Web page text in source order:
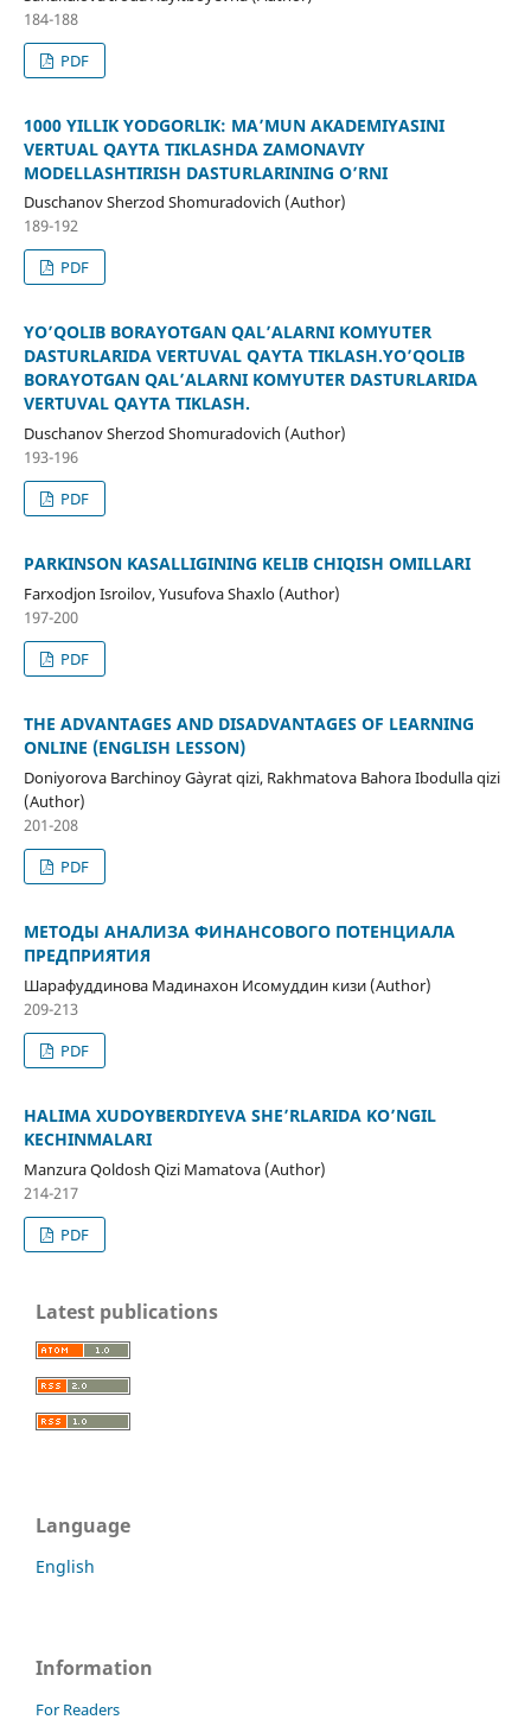
184-188
PDF
1000 YILLIK YODGORLIK: MA’MUN AKADEMIYASINI
VERTUAL QAYTA TIKLASHDA ZAMONAVIY
MODELLASHTIRISH DASTURLARINING O’RNI
Duschanov Sherzod Shomuradovich (Author)
189-192
PDF
YO’QOLIB BORAYOTGAN QAL’ALARNI KOMYUTER
DASTURLARIDA VERTUVAL QAYTA TIKLASH.YO’QOLIB
BORAYOTGAN QAL’ALARNI KOMYUTER DASTURLARIDA
VERTUVAL QAYTA TIKLASH.
Duschanov Sherzod Shomuradovich (Author)
193-196
PDF
PARKINSON KASALLIGINING KELIB CHIQISH OMILLARI
Farxodjon Isroilov, Yusufova Shaxlo (Author)
197-200
PDF
THE ADVANTAGES AND DISADVANTAGES OF LEARNING
ONLINE (ENGLISH LESSON)
Doniyorova Barchinoy G`ayrat qizi, Rakhmatova Bahora Ibodulla qizi
(Author)
201-208
PDF
МЕТОДЫ АНАЛИЗА ФИНАНСОВОГО ПОТЕНЦИАЛА
ПРЕДПРИЯТИЯ
Шарафуддинова Мадинахон Исомуддин кизи (Author)
209-213
PDF
HALIMA XUDOYBERDIYEVA SHE’RLARIDA KO’NGIL
KECHINMALARI
Manzura Qoldosh Qizi Mamatova (Author)
214-217
PDF
Latest publications
Language
English
Information
For Readers